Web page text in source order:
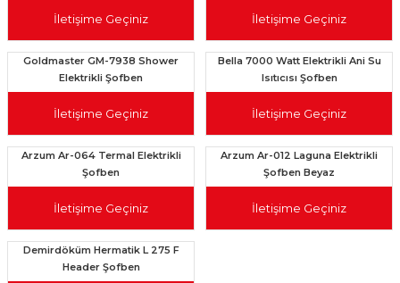
İletişime Geçiniz İletişime Geçiniz
Goldmaster GM-7938 Shower
Elektrikli Şofben
İletişime Geçiniz
Bella 7000 Watt Elektrikli Ani Su
Isıtıcısı Şofben
İletişime Geçiniz
Arzum Ar-064 Termal Elektrikli
Şofben
İletişime Geçiniz
Arzum Ar-012 Laguna Elektrikli
Şofben Beyaz
İletişime Geçiniz
Demirdöküm Hermatik L 275 F
Header Şofben